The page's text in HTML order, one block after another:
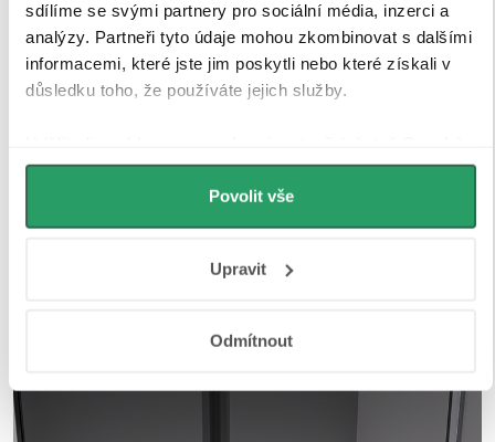
sdílíme se svými partnery pro sociální média, inzerci a
analýzy. Partneři tyto údaje mohou zkombinovat s dalšími
informacemi, které jste jim poskytli nebo které získali v
důsledku toho, že používáte jejich služby.
můžeme používat cookies pro analytiku a
personalizovanou reklamu. Jak Google zpracovává
osobní údaje najdete na stránkách
Povolit vše
Upravit
Odmítnout